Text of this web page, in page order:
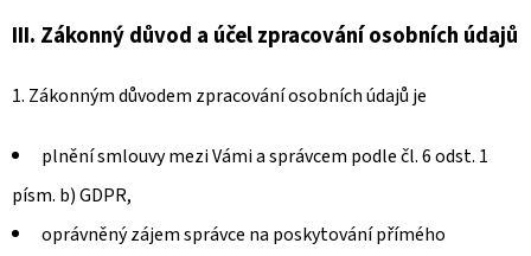
III. Zákonný důvod a účel zpracování osobních údajů
1. Zákonným důvodem zpracování osobních údajů je
plnění smlouvy mezi Vámi a správcem podle čl. 6 odst. 1
písm. b) GDPR,
oprávněný zájem správce na poskytování přímého